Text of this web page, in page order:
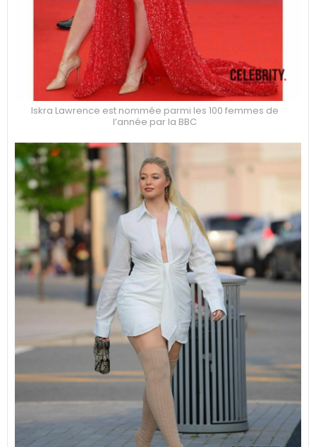
Iskra Lawrence est nommée parmi les 100 femmes de
l’année par la BBC